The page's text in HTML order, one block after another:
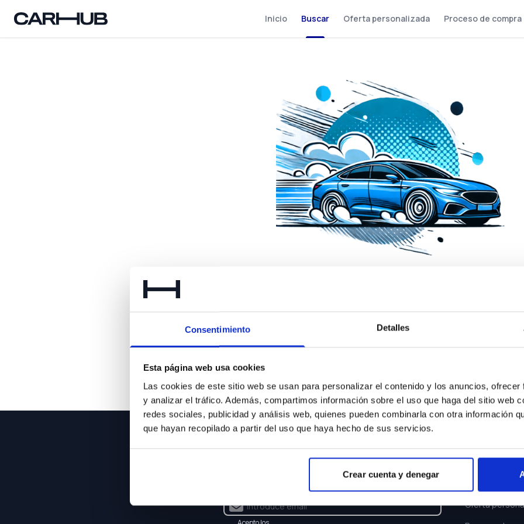
Consentimiento Detalles
Esta página web usa cookies
Las cookies de este sitio web se usan para personalizar el contenido y los anuncios,
y analizar el tráfico. Además, compartimos información sobre el uso que haga del sitio web
redes sociales, publicidad y análisis web, quienes pueden combinarla con otra información
que hayan recopilado a partir del uso que haya hecho de sus servicios.
Crear cuenta y denegar
Carhub Inicio Buscar Oferta personalizada Proceso de compra
Lo sentimos pero el coche que buscas ya no está
Suscríbete y recibe las últimas novedades y ofertas.
ENLACES
Oferta